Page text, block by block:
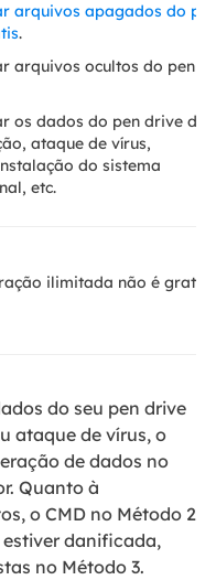
arquivos apagados do
.
arquivos ocultos do pen
os dados do pen drive de
ataque de vírus,
do sistema
etc.
ilimitada não é
do seu pen drive
ataque de vírus, o
de dados no
Quanto à
o CMD no Método 2
estiver danificada,
no Método 3.